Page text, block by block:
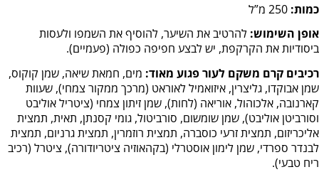
כמות:
אופן השימוש: להרטיב את השיער, להוסיף את השמפו ולעסות
ביסודיות את הקרקפת, יש לבצע חפיפה כפולה (פעמיים).
רכיבים קרם משקם לעור פגוע מאוד: מים, חמאת שיאה, שמן קוקוס,
שמן אבוקדו, גליצרין, איזואמיל לאוראט (מרכך ממקור צמחי), שעוות
קארנובה, אלכוהול, אוריאה (לחות), שמן זיתון צמחי (ציטריל אוליבט
וסורביטן אוליבט), שמן שומשום, סורביטול, גומי קסנתן, תאית, תמצית
אליכריזום, תמצית זרעי כוסברה, תמצית רוזמרין, תמצית גרניום, תמצית
לבנדר ספרדי, שמן לימון אוסטרלי (בקהאוזיה ציטריודורה), ציטרל (רכיב
ריח טבעי).